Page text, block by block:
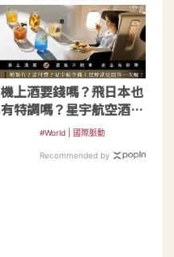
機上酒要錢嗎？飛日本也
有特調嗎？星宇航空酒單
常見問答
#World | 國際脈動
Recommended by